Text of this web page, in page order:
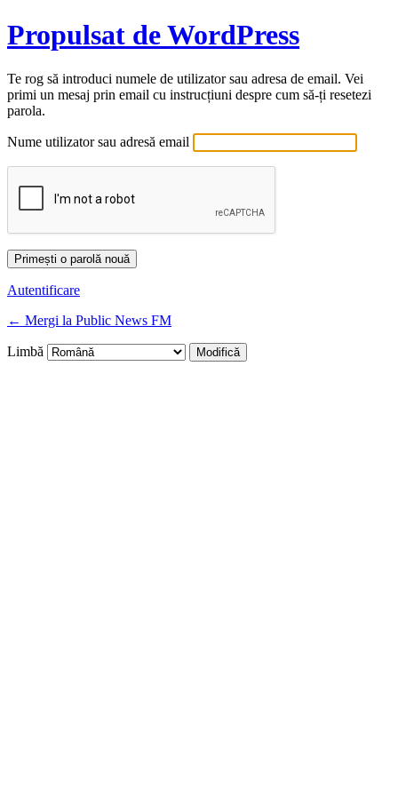
Propulsat de WordPress
Te rog să introduci numele de utilizator sau adresa de email. Vei
primi un mesaj prin email cu instrucțiuni despre cum să-ți resetezi
parola.
Nume utilizator sau adresă email
Autentificare
← Mergi la Public News FM
Limbă